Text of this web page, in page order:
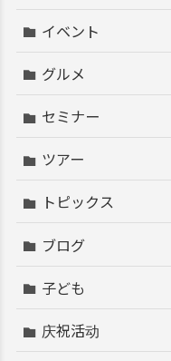
イベント
グルメ
セミナー
ツアー
トピックス
ブログ
子ども
庆祝活动